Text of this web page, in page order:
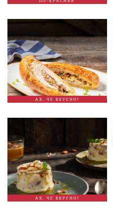
АХ, ЧЕ ВКУСНО!
АХ, ЧЕ ВКУСНО!